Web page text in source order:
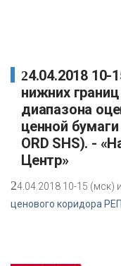
24.04.2018 10-15 (мск) изменены значения
нижних
диапазона
ценной
ORD SHS). -
Центр»
24.04.2018 10-15 (мск)
ценового коридора